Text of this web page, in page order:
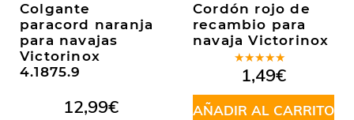
Colgante
paracord naranja
para navajas
Victorinox
4.1875.9
12,99€
Cordón rojo de
recambio para
navaja Victorinox
Valorado
en5.00de
5
1,49€
AÑADIR AL CARRITO